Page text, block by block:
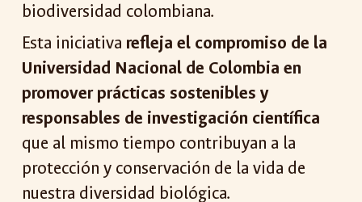
biodiversidad colombiana.
Esta iniciativa refleja el compromiso de la
Universidad Nacional de Colombia en
promover prácticas sostenibles y
responsables de investigación científica
que al mismo tiempo contribuyan a la
protección y conservación de la vida de
nuestra diversidad biológica.